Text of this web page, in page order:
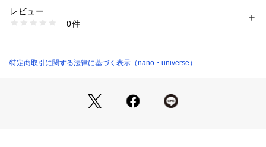
スリムシルエットながらも伸縮性のある生地で着心地抜群な一
・汎用性の高いクルーネック
・アームホール・袖口・身巾をスッキリしたサイジングで設計
・裾リブがキレイめ見えを実現
洗濯：30℃非常に弱い 漂白× アイロン150℃ ドライ弱い タンブル乾燥×
吊り干し ウェット弱い
商品番号：1530700020361 （モール）
レビュー
0件
特定商取引に関する法律に基づく表示（nano・universe）